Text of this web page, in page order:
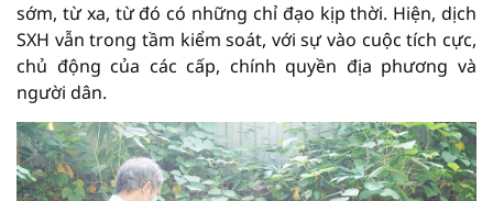
sớm, từ xa, từ đó có những chỉ đạo kịp thời. Hiện, dịch
SXH vẫn trong tầm kiểm soát, với sự vào cuộc tích cực,
chủ động của các cấp, chính quyền địa phương và
người dân.